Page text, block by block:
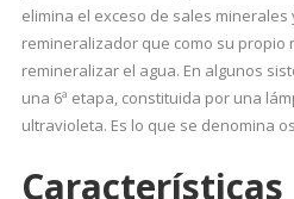
elimina el exceso de sales
remineralizador que como su propio
remineralizar el agua. En algunos
una 6ª etapa, constituida por una
ultravioleta. Es lo que se denomina
Características